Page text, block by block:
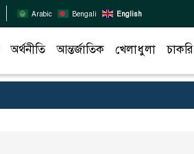
Arabic Bengali English
অর্থনীতি আন্তর্জাতিক খেলাধুলা চাকরি